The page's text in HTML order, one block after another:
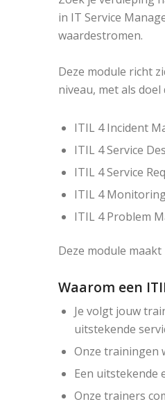
in IT Service
waardestromen.
Deze module richt
niveau, met als
ITIL 4 Incident
ITIL 4 Service
ITIL 4 Service
ITIL 4
ITIL 4 Problem
Deze module
Waarom een
Je volgt jouw
uitstekende
Onze trainingen
Een uitstekende
Onze trainers